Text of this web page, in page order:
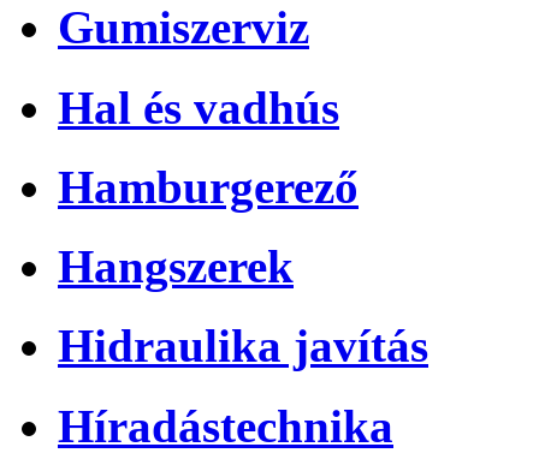
Gumiszerviz
Hal és vadhús
Hamburgerező
Hangszerek
Hidraulika javítás
Híradástechnika